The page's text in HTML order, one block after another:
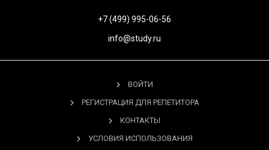
+7 (499) 995-06-56
info@study.ru
ВОЙТИ
РЕГИСТРАЦИЯ ДЛЯ РЕПЕТИТОРА
КОНТАКТЫ
УСЛОВИЯ ИСПОЛЬЗОВАНИЯ